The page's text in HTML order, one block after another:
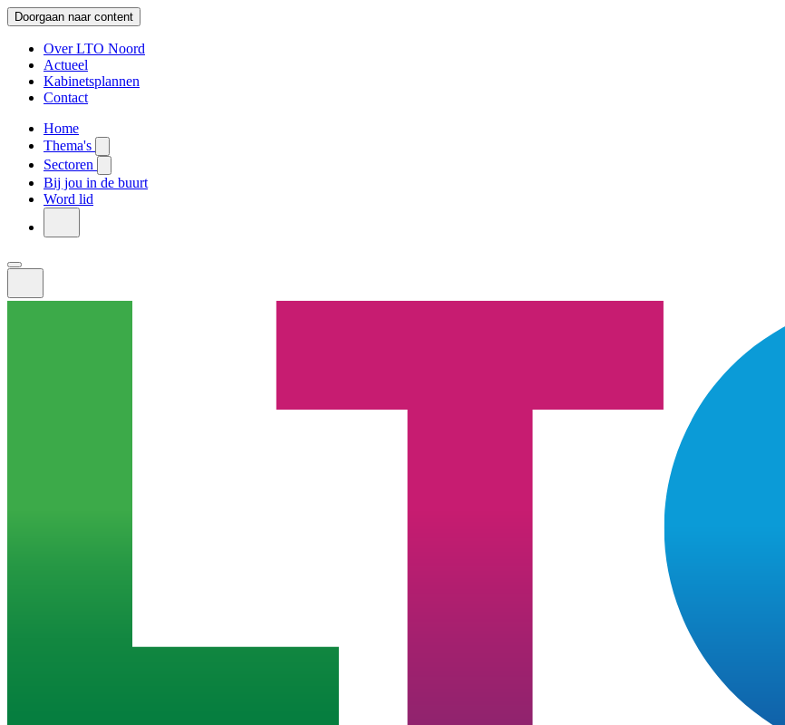
Doorgaan naar content
Over LTO Noord
Actueel
Kabinetsplannen
Contact
Home
Thema's
Sectoren
Bij jou in de buurt
Word lid